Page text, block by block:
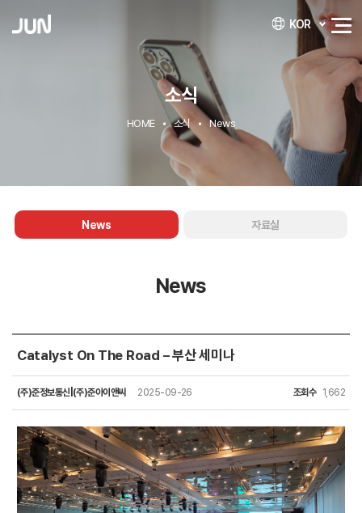
KOR
소식
HOME 소식 News
News 자료실
News
Catalyst On The Road – 부산 세미나
(주)준정보통신|(주)준아이앤씨 2025-09-26 조회수 1,662